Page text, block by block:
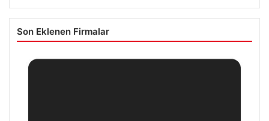
Son Eklenen Firmalar